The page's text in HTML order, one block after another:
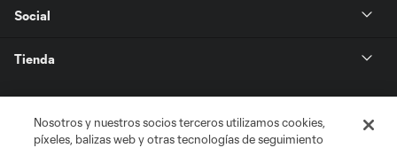
Social
Tienda
Club Sites
Nosotros y nuestros socios terceros utilizamos cookies,
píxeles, balizas web y otras tecnologías de seguimiento